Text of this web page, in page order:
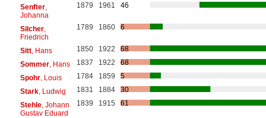
Senfter,
Johanna
1879 1961 46
Silcher,
Friedrich
1789 1860 6
Sitt, Hans 1850 1922
68
Sommer, Hans 1837 1922
68
Spohr, Louis 1784 1859
5
Stark, Ludwig 1831 1884
30
Stehle, Johann
Gustav Eduard
1839 1915 61